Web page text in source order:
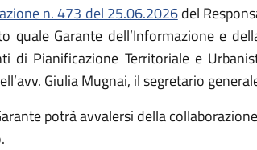
n. 473 del 25.06.2026del
quale Garante dell’Informazione e
di Pianificazione Territoriale e
Giulia Mugnai, il segretario
potrà avvalersi della